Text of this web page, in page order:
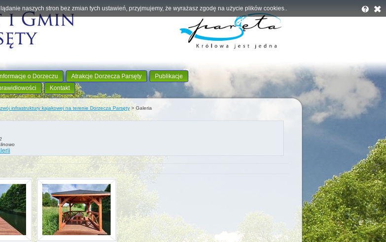
Informacje o Dorzeczu Atrakcje Dorzecza Parsęty
Publikacje
Kontakt
infrastruktury kajakowej na terenie Dorzecza Parsęty> Galeria
naszych stron bez zmian tych ustawień, przyjmujemy, że wyrażasz zgodę na użycie plików cookies..